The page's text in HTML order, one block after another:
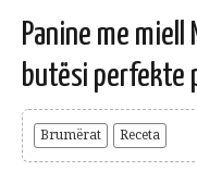
Panine me
butësi perfekte
Brumërat Receta